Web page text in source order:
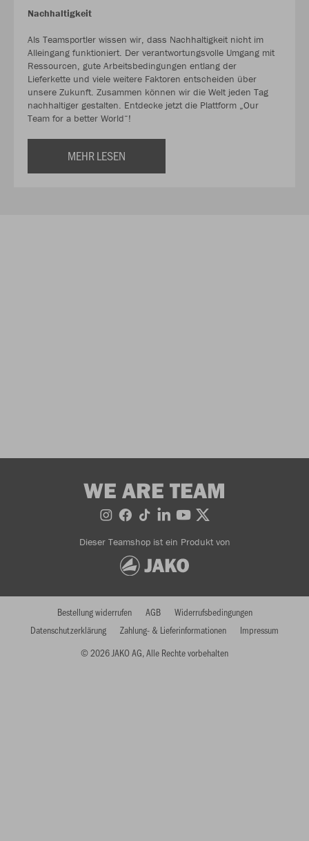
Nachhaltigkeit
Als Teamsportler wissen wir, dass Nachhaltigkeit nicht im
Alleingang funktioniert. Der verantwortungsvolle Umgang mit
Ressourcen, gute Arbeitsbedingungen entlang der
Lieferkette und viele weitere Faktoren entscheiden über
unsere Zukunft. Zusammen können wir die Welt jeden Tag
nachhaltiger gestalten. Entdecke jetzt die Plattform „Our
Team for a better World“!
MEHR LESEN
WE ARE TEAM
Dieser Teamshop ist ein Produkt von
© 2026 JAKO AG, Alle Rechte vorbehalten
Bestellung widerrufen AGB
Widerrufsbedingungen
Datenschutzerklärung
Zahlung- & Lieferinformationen Impressum